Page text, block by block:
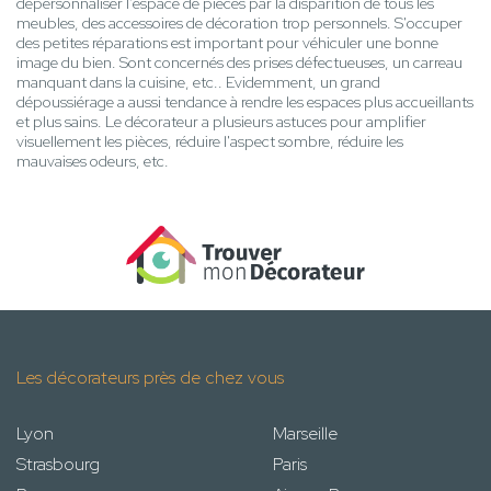
meubles, des accessoires de décoration trop personnels. S'occuper
des petites réparations est important pour véhiculer une bonne
image du bien. Sont concernés des prises défectueuses, un carreau
manquant dans la cuisine, etc.. Evidemment, un grand
dépoussiérage a aussi tendance à rendre les espaces plus accueillants
et plus sains. Le décorateur a plusieurs astuces pour amplifier
visuellement les pièces, réduire l'aspect sombre, réduire les
mauvaises odeurs, etc.
Les décorateurs près de chez vous
Lyon
Marseille
Strasbourg
Paris